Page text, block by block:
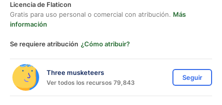
Licencia de Flaticon
Gratis para uso personal o comercial con atribución. Más
información
Se requiere atribución ¿Cómo atribuir?
Three musketeers
Ver todos los recursos 79,843
Seguir